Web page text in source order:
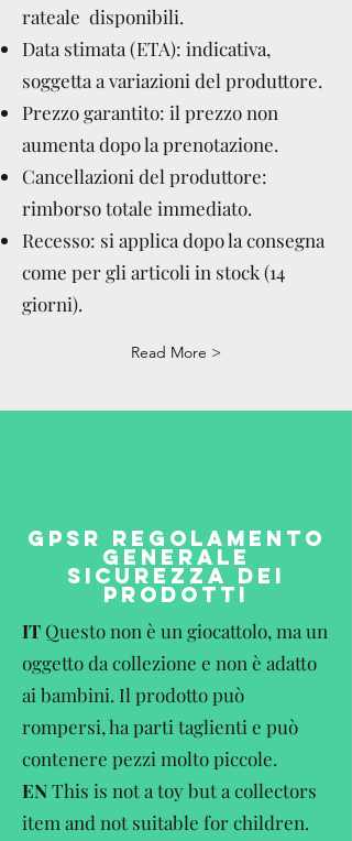
rateale disponibili.
Data stimata (ETA): indicativa,
soggetta a variazioni del produttore.
Prezzo garantito: il prezzo non
aumenta dopo la prenotazione.
Cancellazioni del produttore:
rimborso totale immediato.
Recesso: si applica dopo la consegna
come per gli articoli in stock (14
giorni).
Read More >
GPSR REGOLAMENTO
GENERALE
SICUREZZA DEI
PRODOTTI
IT Questo non è un giocattolo, ma un
oggetto da collezione e non è adatto
ai bambini. Il prodotto può
rompersi, ha parti taglienti e può
contenere pezzi molto piccole.
ENThis is not a toy but a collectors
item and not suitable for children.